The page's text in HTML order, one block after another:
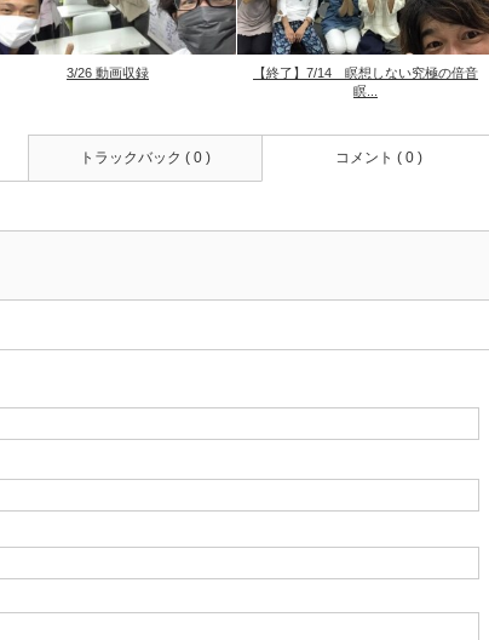
3/26 動画収録
【終了】7/14 瞑想しない究極の倍音
瞑...
コメント ( 0 )
トラックバック ( 0 )